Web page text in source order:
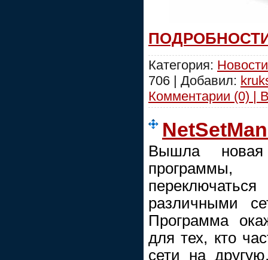
Категория:
706 | Добавил:
Комментарии (0) |
Вышла
программы,
различными
Программа
для тех, кто
сети на